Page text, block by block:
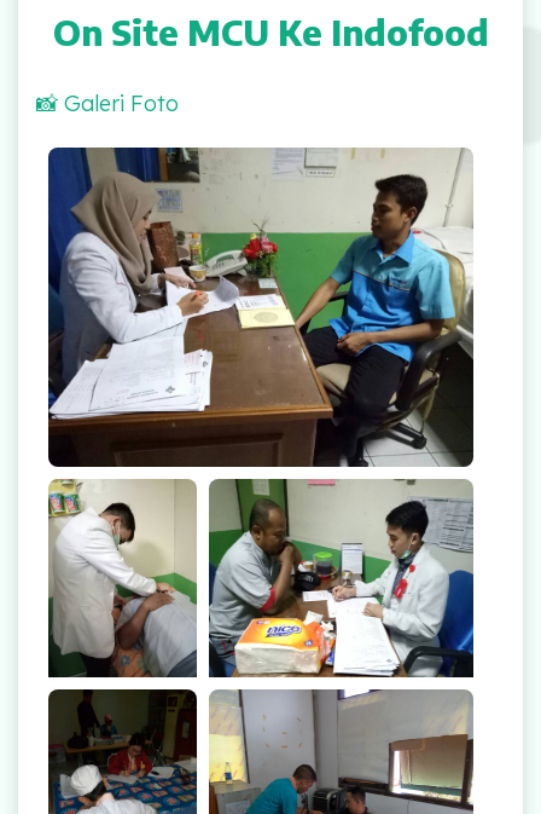
Rehabilitasi Medik
Pelayanan 24 Jam
UGD
Laboratorium
Radiologi
Farmasi
Ambulans
Artikel
Promo
Video Edukasi Kesehatan
Majalah
Berita & Informasi Kesehatan
Kegiatan
Menu Lain-lain
Rekanan Asuransi
On Site MCU Ke Indofood
📸 Galeri Foto
On Site MCU Ke Indofood
On Site MCU Ke
Indofood
On Site MCU Ke Indofood
On Site MCU Ke
Indofood
On Site MCU Ke Indofood